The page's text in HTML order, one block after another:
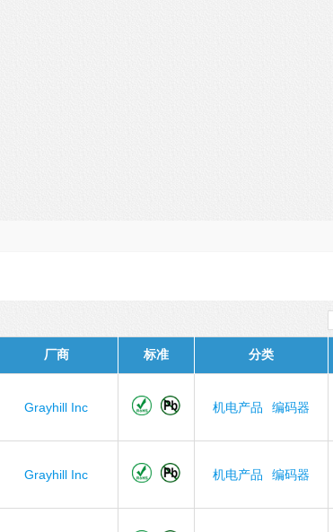
厂商 标准 分类
Grayhill Inc 机电产品 编码器
Grayhill Inc 机电产品 编码器